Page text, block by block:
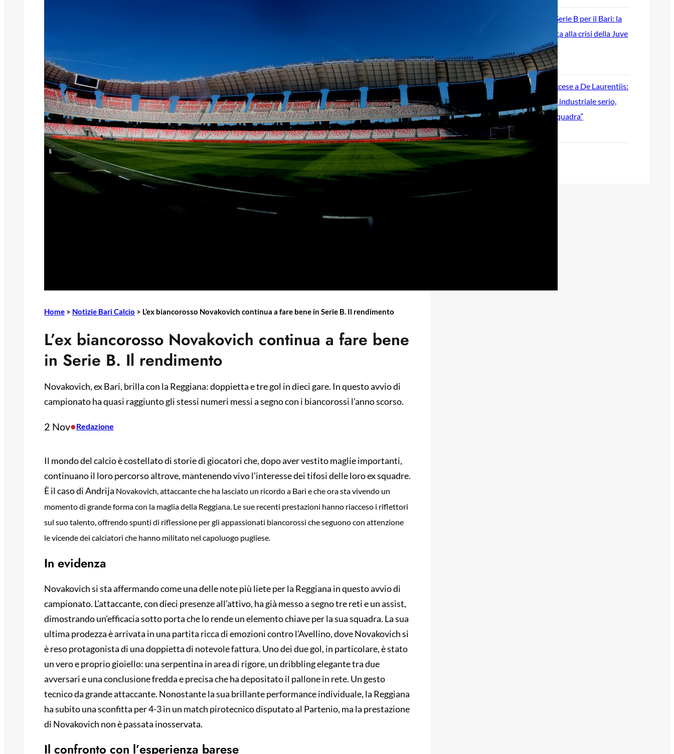
Home > Notizie Bari Calcio > L’ex biancorosso Novakovich continua a fare bene in Serie B. Il rendimento
L’ex biancorosso Novakovich continua a fare bene
in Serie B. Il rendimento
Novakovich, ex Bari, brilla con la Reggiana: doppietta e tre gol in dieci gare. In questo avvio di
campionato ha quasi raggiunto gli stessi numeri messi a segno con i biancorossi l’anno scorso.
2 Nov•Redazione
Il mondo del calcio è costellato di storie di giocatori che, dopo aver vestito maglie importanti,
continuano il loro percorso altrove, mantenendo vivo l’interesse dei tifosi delle loro ex squadre.
È il caso di Andrija Novakovich, attaccante che ha lasciato un ricordo a Bari e che ora sta vivendo un
momento di grande forma con la maglia della Reggiana. Le sue recenti prestazioni hanno riacceso i riflettori
sul suo talento, offrendo spunti di riflessione per gli appassionati biancorossi che seguono con attenzione
le vicende dei calciatori che hanno militato nel capoluogo pugliese.
In evidenza
Novakovich si sta affermando come una delle note più liete per la Reggiana in questo avvio di
campionato. L’attaccante, con dieci presenze all’attivo, ha già messo a segno tre reti e un assist,
dimostrando un’efficacia sotto porta che lo rende un elemento chiave per la sua squadra. La sua
ultima prodezza è arrivata in una partita ricca di emozioni contro l’Avellino, dove Novakovich si
è reso protagonista di una doppietta di notevole fattura. Uno dei due gol, in particolare, è stato
un vero e proprio gioiello: una serpentina in area di rigore, un dribbling elegante tra due
avversari e una conclusione fredda e precisa che ha depositato il pallone in rete. Un gesto
tecnico da grande attaccante. Nonostante la sua brillante performance individuale, la Reggiana
ha subito una sconfitta per 4-3 in un match pirotecnico disputato al Partenio, ma la prestazione
di Novakovich non è passata inosservata.
Il confronto con l’esperienza barese
Ripescaggio in Serie B per il Bari: la
speranza è legata alla crisi della Juve
28 Maggio 2026
Futuro Bari, Leccese a De Laurentiis:
“Serve un piano industriale serio,
non siamo una seconda squadra”
27 Maggio 2026